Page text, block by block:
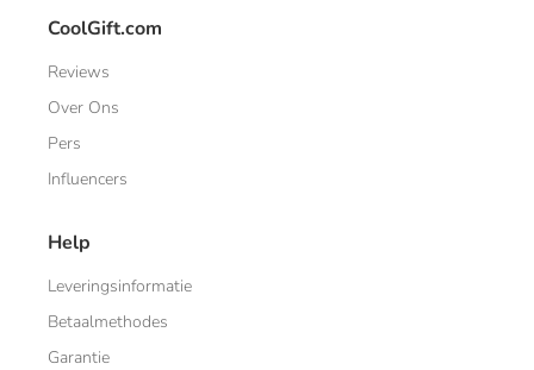
CoolGift.com
Reviews
Over Ons
Pers
Influencers
Help
Leveringsinformatie
Betaalmethodes
Garantie